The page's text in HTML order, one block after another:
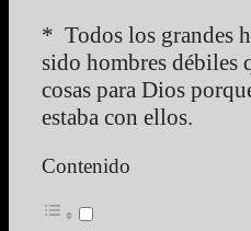
* Todos los grandes
sido hombres débiles
cosas para Dios
estaba con ellos.
Contenido